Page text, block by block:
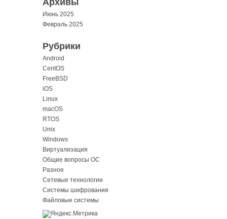
Июнь 2025
Февраль 2025
Рубрики
Android
CentOS
FreeBSD
iOS
Linux
macOS
RTOS
Unix
Windows
Виртуализация
Общие вопросы ОС
Разное
Сетевые технологии
Системы шифрования
Файловые системы